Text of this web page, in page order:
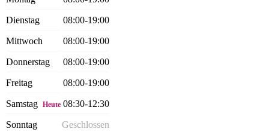
Dienstag 08:00-19:00
Mittwoch 08:00-19:00
Donnerstag 08:00-19:00
Freitag 08:00-19:00
Samstag Heute 08:30-12:30
Sonntag
Geschlossen